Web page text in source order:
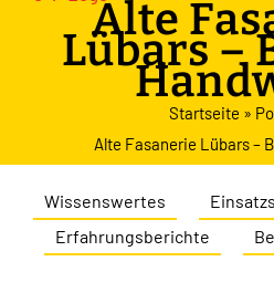
Alte
Lübars –
Startseite »
Alte Fasanerie Lübars –
Wissenswertes
Erfahrungsberichte